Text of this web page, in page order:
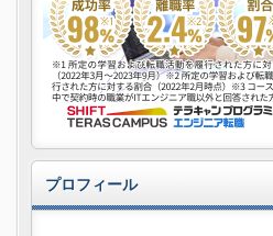
プロフィール